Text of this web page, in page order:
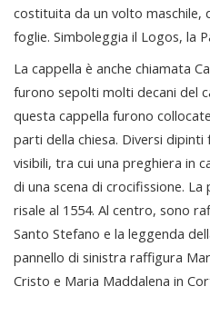
costituita da un volto maschile,
foglie. Simboleggia il Logos, la
La cappella è anche chiamata
furono sepolti molti decani del
questa cappella furono
parti della chiesa. Diversi
visibili, tra cui una preghiera in
di una scena di crocifissione.
risale al 1554. Al centro, sono
Santo Stefano e la leggenda
pannello di sinistra raffigura
Cristo e Maria Maddalena in